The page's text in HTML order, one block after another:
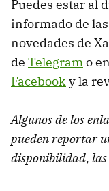
Puedes estar al
informado de
novedades de
de Telegramo
Facebooky la
Algunos de los
pueden reportar
disponibilidad,